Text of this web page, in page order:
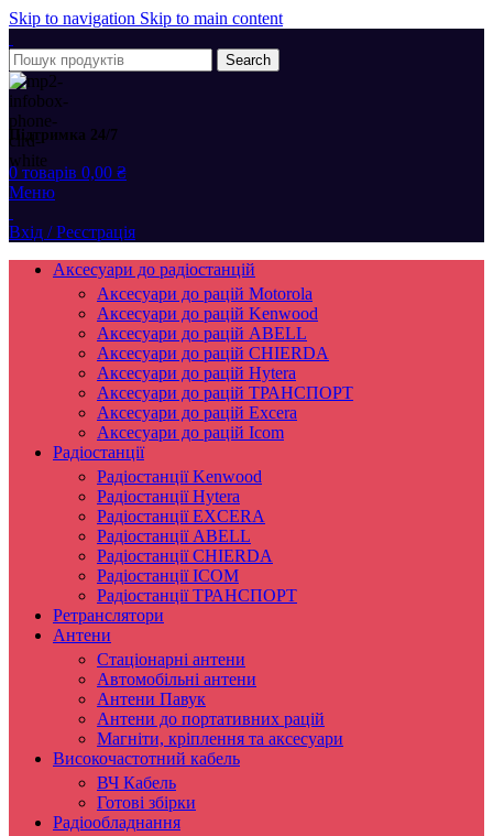
Skip to navigation Skip to main content
Search
Підтримка 24/7
0 товарів 0,00 ₴
Меню
Вхід / Реєстрація
Аксесуари до радіостанцій
Аксесуари до рацій Motorola
Аксесуари до рацій Kenwood
Аксесуари до рацій ABELL
Аксесуари до рацій CHIERDA
Аксесуари до рацій Hytera
Аксесуари до рацій ТРАНСПОРТ
Аксесуари до рацій Excera
Аксесуари до рацій Icom
Радіостанції
Радіостанції Kenwood
Радіостанції Hytera
Радіостанції EXCERA
Радіостанції ABELL
Радіостанції CHIERDA
Радіостанції ICOM
Радіостанції ТРАНСПОРТ
Ретранслятори
Антени
Стаціонарні антени
Автомобільні антени
Антени Павук
Антени до портативних рацій
Магніти, кріплення та аксесуари
Високочастотний кабель
ВЧ Кабель
Готові збірки
Радіообладнання